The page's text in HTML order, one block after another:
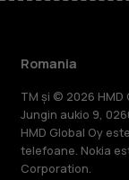
Romania
TM și © 2026
Jungin aukio 9,
HMD Global Oy
telefoane. Nokia
Corporation.